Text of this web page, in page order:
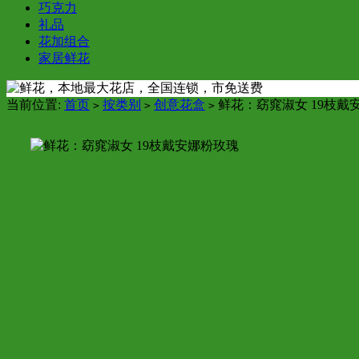
巧克力
礼品
花加组合
家居鲜花
当前位置: 首页 > 按类别 > 创意花盒 > 鲜花：窈窕淑女 19枝戴